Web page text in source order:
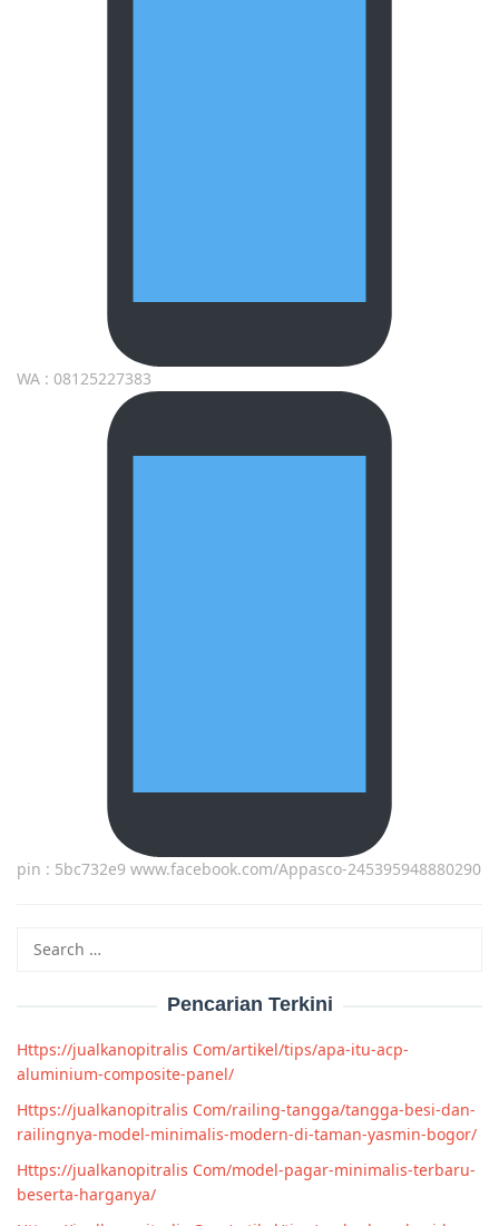
WA : 08125227383
pin : 5bc732e9 www.facebook.com/Appasco-245395948880290
Pencarian Terkini
Https://jualkanopitralis Com/artikel/tips/apa-itu-acp-
aluminium-composite-panel/
Https://jualkanopitralis Com/railing-tangga/tangga-besi-dan-
railingnya-model-minimalis-modern-di-taman-yasmin-bogor/
Https://jualkanopitralis Com/model-pagar-minimalis-terbaru-
beserta-harganya/